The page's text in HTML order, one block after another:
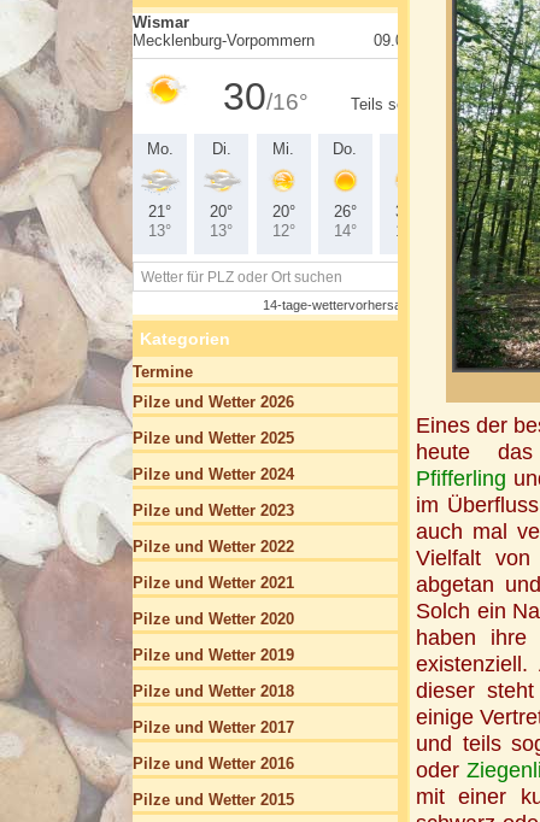
Eines der
heute
Pfifferling
im
auch mal
Vielfalt von
abgetan
Solch ein
haben
dieser
einige
und teils
oder
mit einer
Kategorien
Termine
Pilze und Wetter 2026
Pilze und Wetter 2025
Pilze und Wetter 2024
Pilze und Wetter 2023
Pilze und Wetter 2022
Pilze und Wetter 2021
Pilze und Wetter 2020
Pilze und Wetter 2019
Pilze und Wetter 2018
Pilze und Wetter 2017
Pilze und Wetter 2016
Pilze und Wetter 2015